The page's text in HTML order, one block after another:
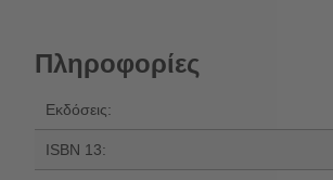
Πληροφορίες
Εκδόσεις:
ISBN 13: